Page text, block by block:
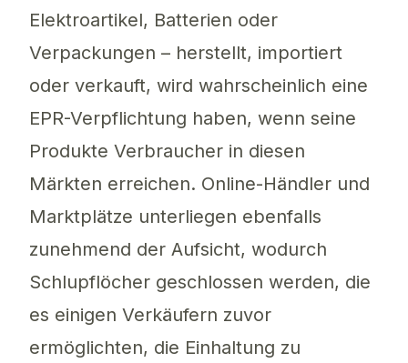
Elektroartikel, Batterien oder
Verpackungen – herstellt, importiert
oder verkauft, wird wahrscheinlich eine
EPR-Verpflichtung haben, wenn seine
Produkte Verbraucher in diesen
Märkten erreichen. Online-Händler und
Marktplätze unterliegen ebenfalls
zunehmend der Aufsicht, wodurch
Schlupflöcher geschlossen werden, die
es einigen Verkäufern zuvor
ermöglichten, die Einhaltung zu